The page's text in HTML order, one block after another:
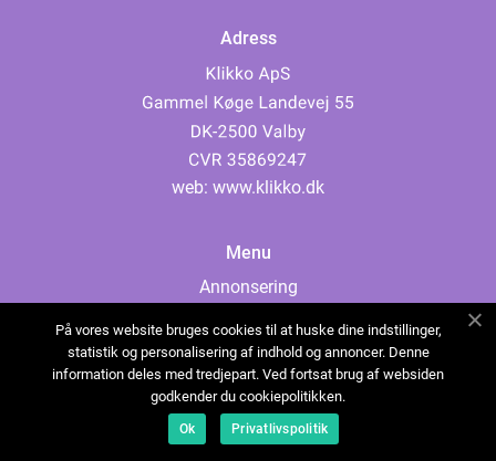
Adress
web: www.klikko.dk
Menu
Annonsering
Cookies
Kontakta oss
Sitemap
På vores website bruges cookies til at huske dine indstillinger,
statistik og personalisering af indhold og annoncer. Denne
information deles med tredjepart. Ved fortsat brug af websiden
godkender du cookiepolitikken.
Ok Privatlivspolitik